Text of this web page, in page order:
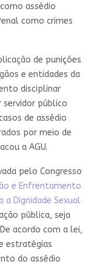
assédio
como crimes
de punições
e entidades da
disciplinar
público
de assédio
por meio de
a AGU.
pelo Congresso
e Enfrentamento
a Dignidade Sexual
pública, seja
acordo com a lei,
estratégias
do assédio